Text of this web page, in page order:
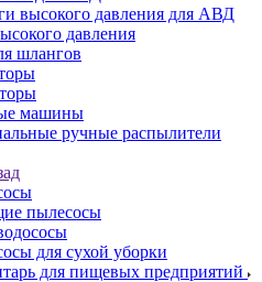
высокого давления для АВД
давления
шлангов
машины
ручные распылители
пылесосы
для сухой уборки
для пищевых предприятий